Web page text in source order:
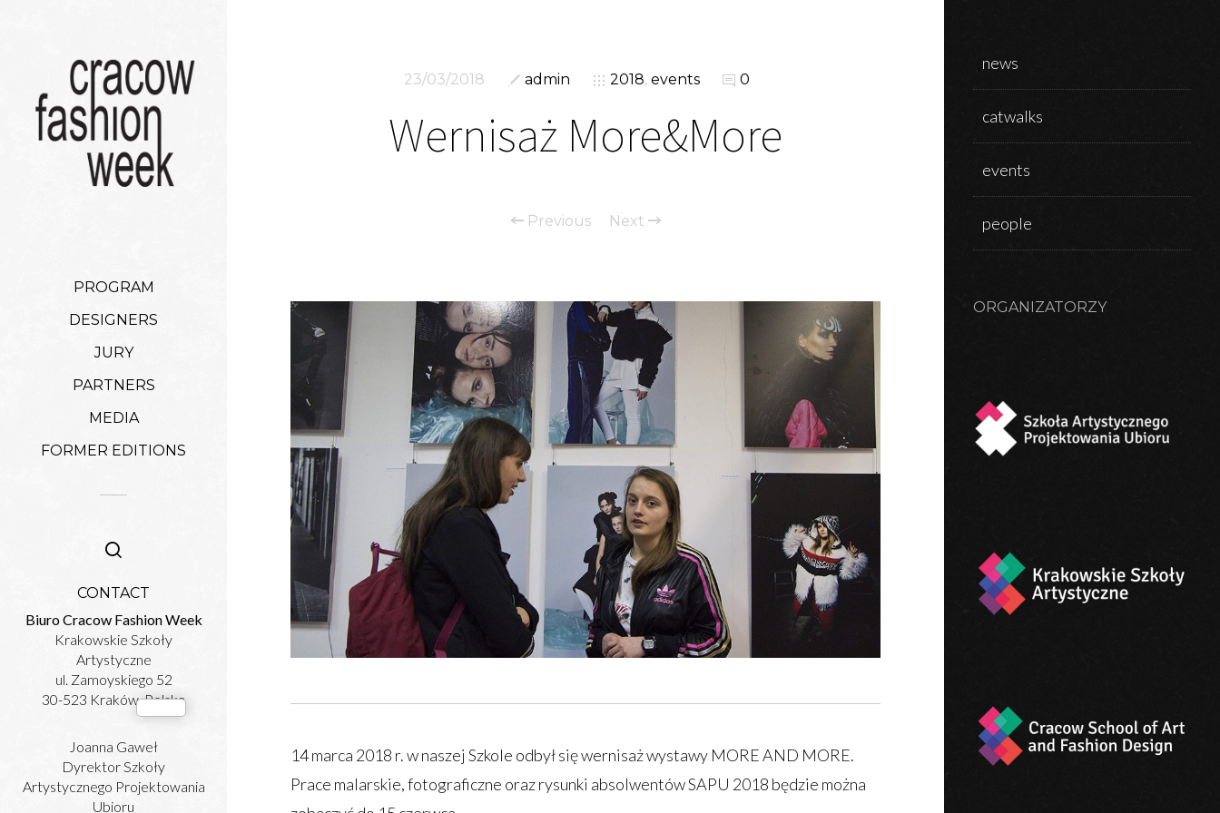
PROGRAM
DESIGNERS
JURY
PARTNERS
MEDIA
FORMER EDITIONS
CONTACT
Biuro Cracow Fashion Week
Krakowskie Szkoły
Artystyczne
ul. Zamoyskiego 52
30-523 Kraków, Polska
Joanna Gaweł
Dyrektor Szkoły
Artystycznego Projektowania
Ubioru
23/03/2018 admin 2018, events 0
Wernisaż More&More
Previous Next
14 marca 2018 r. w naszej Szkole odbył się wernisaż wystawy MORE AND MORE.
Prace malarskie, fotograficzne oraz rysunki absolwentów SAPU 2018 będzie można
news
catwalks
events
people
ORGANIZATORZY